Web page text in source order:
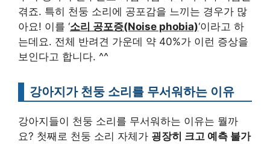
겪죠. 특히 천둥 소리에 공포감을 느끼는 경우가 많
아요! 이를 ‘소리 공포증(Noise phobia)‘이라고 하
는데요. 전체 반려견 가운데 약 40%가 이런 증상을
보인다고 합니다. ^^
강아지가 천둥 소리를 무서워하는 이유
강아지들이 천둥 소리를 무서워하는 이유는 뭘까
요? 첫째로 천둥 소리 자체가 굉장히 크고 예측 불가